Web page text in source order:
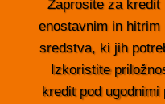
Zaprosite za kredit
enostavnim in hitrim
sredstva, ki jih
Izkoristite
kredit pod